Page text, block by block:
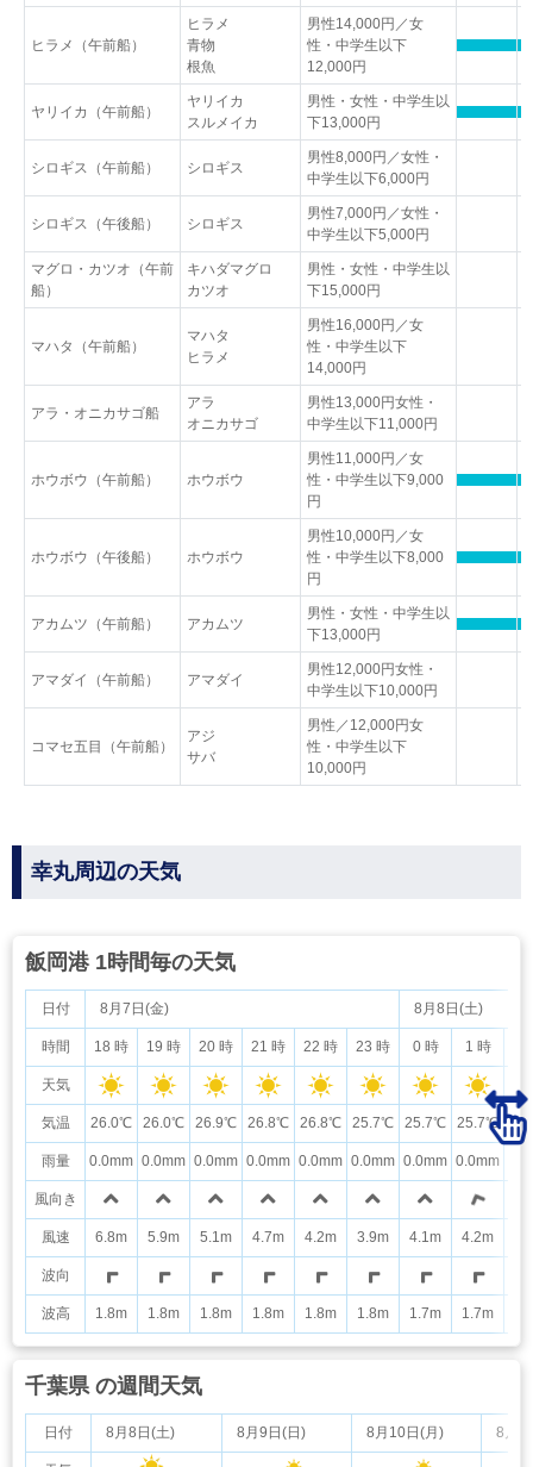
ヒラメ（午前船）
ヒラメ
青物
根魚
男性14,000円／女
性・中学生以下
12,000円
ヤリイカ（午前船）
ヤリイカ
スルメイカ
男性・女性・中学生以
下13,000円
シロギス（午前船） シロギス
男性8,000円／女性・
中学生以下6,000円
シロギス（午後船） シロギス
男性7,000円／女性・
中学生以下5,000円
マグロ・カツオ（午前
船）
キハダマグロ
カツオ
男性・女性・中学生以
下15,000円
マハタ（午前船）
マハタ
ヒラメ
男性16,000円／女
性・中学生以下
14,000円
アラ・オニカサゴ船
アラ
オニカサゴ
男性13,000円女性・
中学生以下11,000円
ホウボウ（午前船） ホウボウ
男性11,000円／女
性・中学生以下9,000
円
ホウボウ（午後船） ホウボウ
男性10,000円／女
性・中学生以下8,000
円
アカムツ（午前船） アカムツ
男性・女性・中学生以
下13,000円
アマダイ（午前船） アマダイ
男性12,000円女性・
中学生以下10,000円
コマセ五目（午前船）
アジ
サバ
男性／12,000円女
性・中学生以下
10,000円
幸丸周辺の天気
飯岡港 1時間毎の天気
日付
時間
天気
気温
雨量
風向き
風速
波向
波高
8月7日(金) 8月8日(土)
18 時 19 時 20 時 21 時 22 時 23 時 0 時 1 時
26.0℃ 26.0℃ 26.9℃ 26.8℃ 26.8℃ 25.7℃ 25.7℃ 25.7℃
0.0mm 0.0mm 0.0mm 0.0mm 0.0mm 0.0mm 0.0mm 0.0mm
6.8m 5.9m 5.1m 4.7m 4.2m 3.9m 4.1m 4.2m
1.8m 1.8m 1.8m 1.8m 1.8m 1.8m 1.7m 1.7m
千葉県 の週間天気
日付 8月8日(土) 8月9日(日) 8月10日(月) 8月